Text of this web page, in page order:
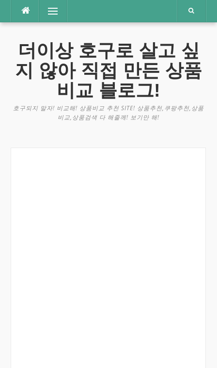
츠
메뉴
더이상 호구로 살고 싶
지 않아 직접 만든 상품
비교 블로그!
호구되지 말자! 비교해! 상품비교 추천 SITE! 상품추천,쿠팡추천,상품
비교,상품검색 다 해줄께! 보기만 해!